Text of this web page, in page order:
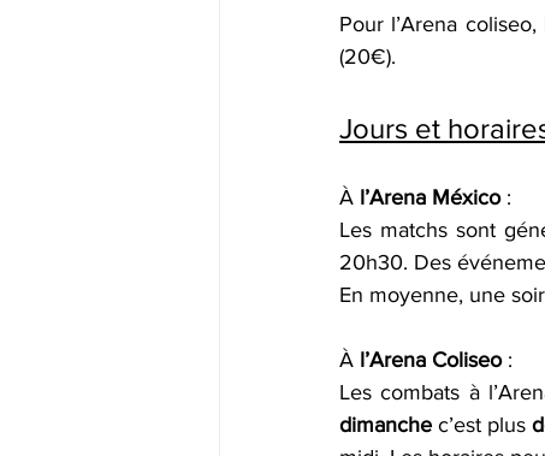
Pour l’Arena
(20€).
Jours et
À l’Arena México :
Les matchs sont
20h30. Des
En moyenne, une
À l’Arena Coliseo :
Les combats à
dimanche c’est plus